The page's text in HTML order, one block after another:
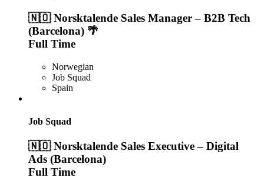
🇳🇴 Norsktalende Sales Manager – B2B Tech
(Barcelona) 🌴
Full Time
Norwegian
Job Squad
Spain
Job Squad
🇳🇴 Norsktalende Sales Executive – Digital
Ads (Barcelona)
Full Time